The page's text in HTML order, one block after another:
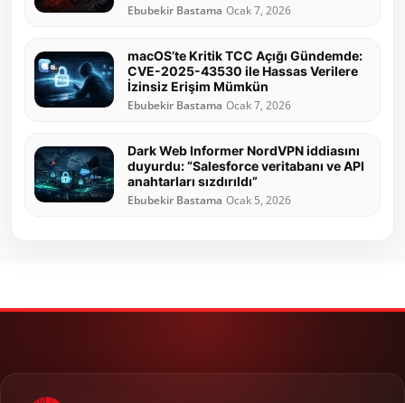
Ebubekir Bastama Ocak 7, 2026
macOS’te Kritik TCC Açığı Gündemde:
CVE-2025-43530 ile Hassas Verilere
İzinsiz Erişim Mümkün
Ebubekir Bastama Ocak 7, 2026
Dark Web Informer NordVPN iddiasını
duyurdu: “Salesforce veritabanı ve API
anahtarları sızdırıldı”
Ebubekir Bastama Ocak 5, 2026